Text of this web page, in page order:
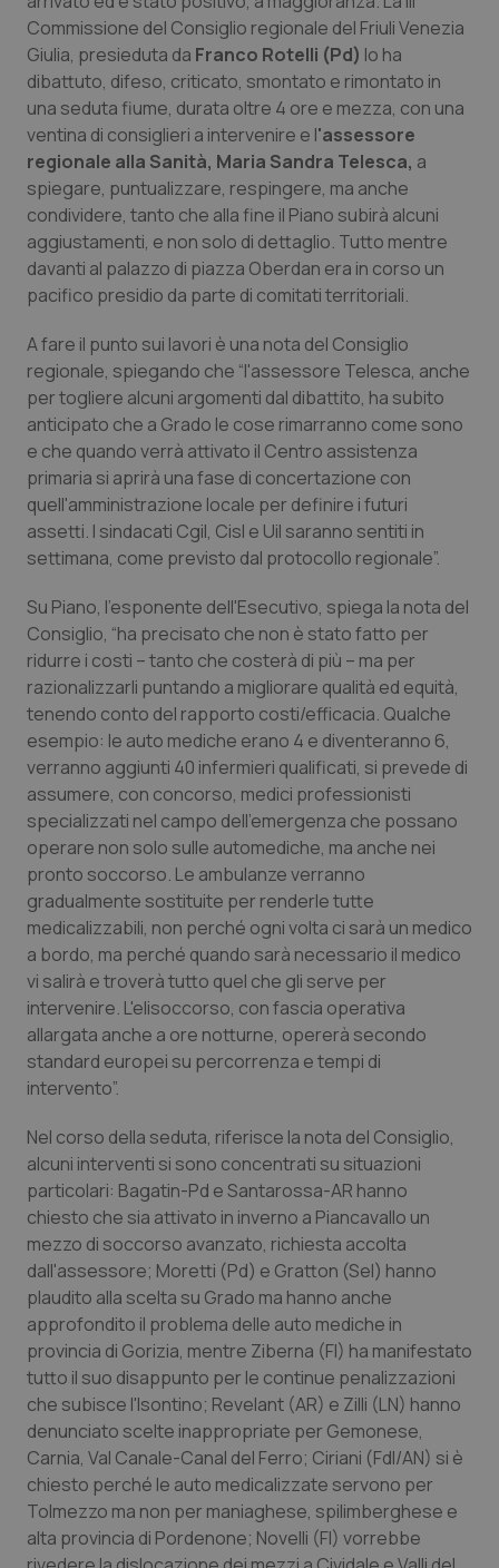
Basilicata
Calabria
Campania
Emilia-Romagna
Friuli Venezia Giulia
Liguria
Lombardia
Marche
Molise
Piemonte
Provincia Autonoma di Bolzano
Provincia Autonoma di Trento
Puglia
Sardegna
Sicilia
Toscana
Umbria
Valle D’Aosta
Veneto
Artrite & artrosi
Asma & BPCO
Car-T
Colesterolo & coronaropatie
Dermatite Atopica
Disturbi dell’umore
Dolore
Donna & Salute
Epatiti
HIV
Infezioni & Febbre
Ipertensione & Scompenso
Malattie rare
Malattia di Crohn & Rettocolite Ulcerosa
Neuroscienze & patologie neurodegenerative
Obesità
Oftalmologia
Oncodermatologia
Oncoematologia
Oncologia & Nutrizione
Psoriasi & pelle
Quotidiano Cardiologia
Quotidiano Chirurgia
Quotidiano Oncologia
Quotidiano Pediatria
Rene & patologie urogenitali
QS Club Newsletter
Commissione del Consiglio regionale del Friuli Venezia
Giulia, presieduta da Franco Rotelli (Pd) lo ha
dibattuto, difeso, criticato, smontato e rimontato in
una seduta fiume, durata oltre 4 ore e mezza, con una
ventina di consiglieri a intervenire e l'assessore
regionale alla Sanità, Maria Sandra Telesca, a
spiegare, puntualizzare, respingere, ma anche
condividere, tanto che alla fine il Piano subirà alcuni
aggiustamenti, e non solo di dettaglio. Tutto mentre
davanti al palazzo di piazza Oberdan era in corso un
pacifico presidio da parte di comitati territoriali.
A fare il punto sui lavori è una nota del Consiglio
regionale, spiegando che “l'assessore Telesca, anche
per togliere alcuni argomenti dal dibattito, ha subito
anticipato che a Grado le cose rimarranno come sono
e che quando verrà attivato il Centro assistenza
primaria si aprirà una fase di concertazione con
quell'amministrazione locale per definire i futuri
assetti. I sindacati Cgil, Cisl e Uil saranno sentiti in
settimana, come previsto dal protocollo regionale”.
Su Piano, l'esponente dell'Esecutivo, spiega la nota del
Consiglio, “ha precisato che non è stato fatto per
ridurre i costi – tanto che costerà di più – ma per
razionalizzarli puntando a migliorare qualità ed equità,
tenendo conto del rapporto costi/efficacia. Qualche
esempio: le auto mediche erano 4 e diventeranno 6,
verranno aggiunti 40 infermieri qualificati, si prevede di
assumere, con concorso, medici professionisti
specializzati nel campo dell'emergenza che possano
operare non solo sulle automediche, ma anche nei
pronto soccorso. Le ambulanze verranno
gradualmente sostituite per renderle tutte
medicalizzabili, non perché ogni volta ci sarà un medico
a bordo, ma perché quando sarà necessario il medico
vi salirà e troverà tutto quel che gli serve per
intervenire. L'elisoccorso, con fascia operativa
allargata anche a ore notturne, opererà secondo
standard europei su percorrenza e tempi di
intervento”.
Nel corso della seduta, riferisce la nota del Consiglio,
alcuni interventi si sono concentrati su situazioni
particolari: Bagatin-Pd e Santarossa-AR hanno
chiesto che sia attivato in inverno a Piancavallo un
mezzo di soccorso avanzato, richiesta accolta
dall'assessore; Moretti (Pd) e Gratton (Sel) hanno
plaudito alla scelta su Grado ma hanno anche
approfondito il problema delle auto mediche in
provincia di Gorizia, mentre Ziberna (FI) ha manifestato
tutto il suo disappunto per le continue penalizzazioni
che subisce l'Isontino; Revelant (AR) e Zilli (LN) hanno
denunciato scelte inappropriate per Gemonese,
Carnia, Val Canale-Canal del Ferro; Ciriani (FdI/AN) si è
chiesto perché le auto medicalizzate servono per
Tolmezzo ma non per maniaghese, spilimberghese e
alta provincia di Pordenone; Novelli (FI) vorrebbe